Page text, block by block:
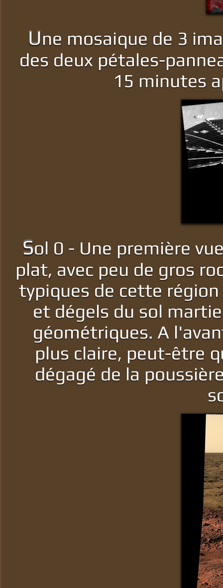
Une mosaique de 3
des deux pétales-
15 minutes
Sol 0 - Une première
plat, avec peu de gros
typiques de cette
et dégels du sol
géométriques. A
plus claire, peut-être
dégagé de la